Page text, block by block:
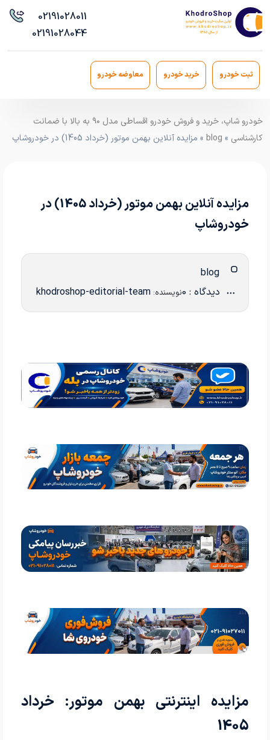
02191028011
02191028044
ثبت خودرو خرید خودرو معاوضه خودرو
خودرو شاپ، خرید و فروش خودرو اقساطی مدل ۹۰ به بالا با ضمانت
کارشناسی »
blog » مزایده آنلاین بهمن موتور (خرداد 1405) در خودروشاپ
مزایده آنلاین بهمن موتور (خرداد 1405) در
خودروشاپ
دیدگاه : 0 نویسنده: khodroshop-editorial-team
مزایده اینترنتی بهمن موتور: خرداد
1405